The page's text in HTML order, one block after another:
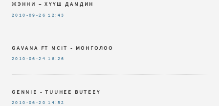
ЖЭННИ – ХҮҮШ ДАМДИН
2010-09-26 12:43
GAVANA FT MCIT - МОНГОЛОО
2010-06-24 16:26
GENNIE - TUUHEE BUTEEY
2010-06-20 14:52